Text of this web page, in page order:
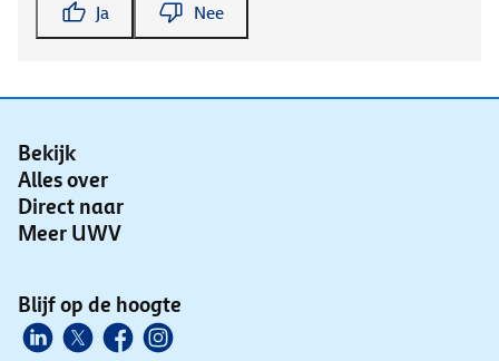
Ja Nee
Bekijk
Alles over
Direct naar
Meer UWV
Blijf op de hoogte